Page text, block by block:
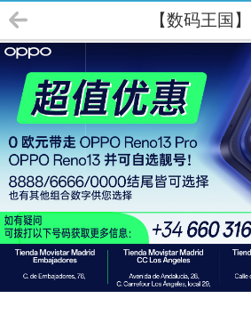
【数码王国】